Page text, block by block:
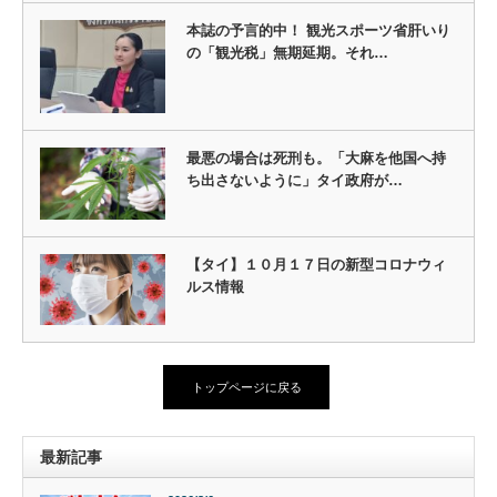
本誌の予言的中！ 観光スポーツ省肝いり
の「観光税」無期延期。それ…
最悪の場合は死刑も。「大麻を他国へ持
ち出さないように」タイ政府が…
【タイ】１０月１７日の新型コロナウィ
ルス情報
トップページに戻る
最新記事